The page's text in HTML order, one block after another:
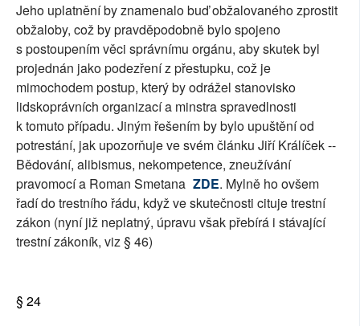
Jeho uplatnění by znamenalo buď obžalovaného zprostit
obžaloby, což by pravděpodobně bylo spojeno
s postoupením věci správnímu orgánu, aby skutek byl
projednán jako podezření z přestupku, což je
mimochodem postup, který by odrážel stanovisko
lidskoprávních organizací a minstra spravedlnosti
k tomuto případu. Jiným řešením by bylo upuštění od
potrestání, jak upozorňuje ve svém článku Jiří Králíček --
Bědování, alibismus, nekompetence, zneužívání
pravomocí a Roman Smetana ZDE. Mylně ho ovšem
řadí do trestního řádu, když ve skutečnosti cituje trestní
zákon (nyní již neplatný, úpravu však přebírá i stávající
trestní zákoník, viz § 46)
§ 24